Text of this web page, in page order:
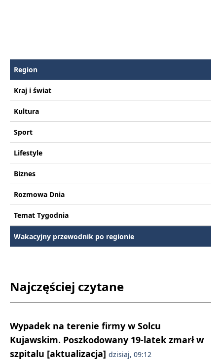
Region
Kraj i świat
Kultura
Sport
Lifestyle
Biznes
Rozmowa Dnia
Temat Tygodnia
Wakacyjny przewodnik po regionie
Najczęściej czytane
Wypadek na terenie firmy w Solcu
Kujawskim. Poszkodowany 19-latek zmarł w
szpitalu [aktualizacja] dzisiaj, 09:12